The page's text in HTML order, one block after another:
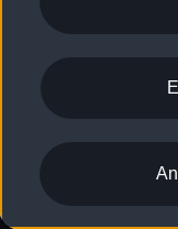
Vårt
Lediga tjänster
Lediga tjänster
Kommentar till
Visselblåsarkanaler